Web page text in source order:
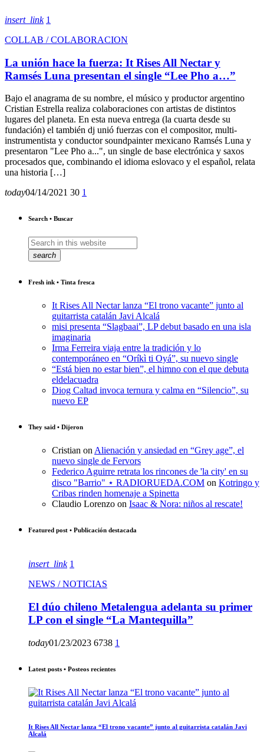
insert_link 1
COLLAB / COLABORACION
La unión hace la fuerza: It Rises All Nectar y
Ramsés Luna presentan el single “Lee Pho a…”
Bajo el anagrama de su nombre, el músico y productor argentino
Cristian Estrella realiza colaboraciones con artistas de distintos
lugares del planeta. En esta nueva entrega (la cuarta desde su
fundación) el también dj unió fuerzas con el compositor, multi-
instrumentista y conductor soundpainter mexicano Ramsés Luna y
presentaron "Lee Pho a...", un single de base electrónica y saxos
procesados que, combinando el idioma eslovaco y el español, relata
una historia […]
today04/14/2021 30 1
Search • Buscar
search
Fresh ink • Tinta fresca
It Rises All Nectar lanza “El trono vacante” junto al
guitarrista catalán Javi Alcalá
misi presenta “Slagbaai”, LP debut basado en una isla
imaginaria
Irma Ferreira viaja entre la tradición y lo
contemporáneo en “Oríkì ti Oyá”, su nuevo single
“Está bien no estar bien”, el himno con el que debuta
eldelacuadra
Diog Caltad invoca ternura y calma en “Silencio”, su
nuevo EP
They said • Dijeron
Cristian on Alienación y ansiedad en “Grey age”, el
nuevo single de Fervors
Federico Aguirre retrata los rincones de 'la city' en su
disco "Barrio" ⋆ RADIORUEDA.COM on Kotringo y
Cribas rinden homenaje a Spinetta
Claudio Lorenzo on Isaac & Nora: niños al rescate!
Featured post • Publicación destacada
insert_link 1
NEWS / NOTICIAS
El dúo chileno Metalengua adelanta su primer
LP con el single “La Mantequilla”
today01/23/2023 6738 1
Latest posts • Posteos recientes
It Rises All Nectar lanza “El trono vacante” junto al guitarrista catalán Javi
Alcalá